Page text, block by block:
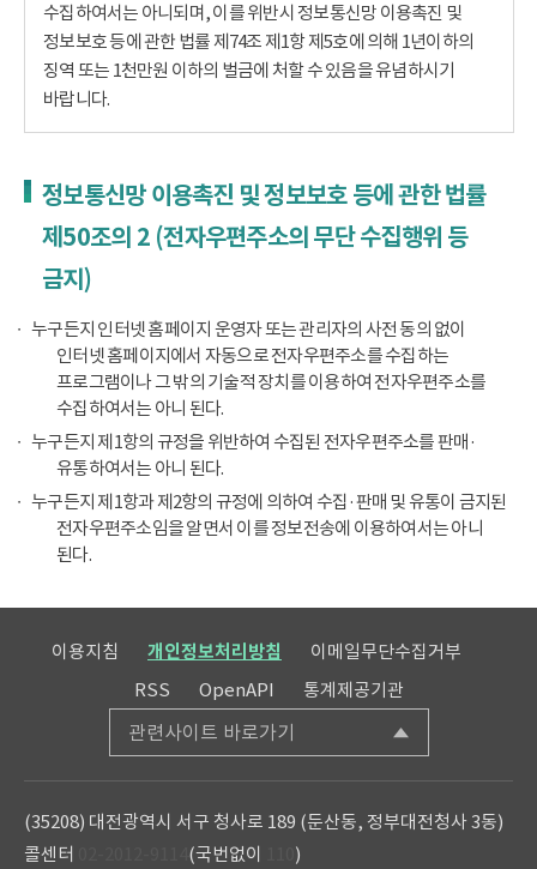
수집하여서는 아니되며, 이를 위반시 정보통신망 이용촉진 및
정보보호 등에 관한 법률 제74조 제1항 제5호에 의해 1년이하의
징역 또는 1천만원 이하의 벌금에 처할 수 있음을 유념하시기
바랍니다.
정보통신망 이용촉진 및 정보보호 등에 관한 법률
제50조의 2 (전자우편주소의 무단 수집행위 등
금지)
누구든지 인터넷 홈페이지 운영자 또는 관리자의 사전 동의 없이
인터넷 홈페이지에서 자동으로 전자우편주소를 수집하는
프로그램이나 그 밖의 기술적 장치를 이용하여 전자우편주소를
수집하여서는 아니 된다.
누구든지 제1항의 규정을 위반하여 수집된 전자우편주소를 판매·
유통하여서는 아니 된다.
누구든지 제1항과 제2항의 규정에 의하여 수집·판매 및 유통이 금지된
전자우편주소임을 알면서 이를 정보전송에 이용하여서는 아니
된다.
이용지침 개인정보처리방침
이메일무단수집거부
RSS
OpenAPI 통계제공기관
관련사이트 바로가기
(35208) 대전광역시 서구 청사로 189 (둔산동, 정부대전청사 3동)
콜센터
(국번없이 )